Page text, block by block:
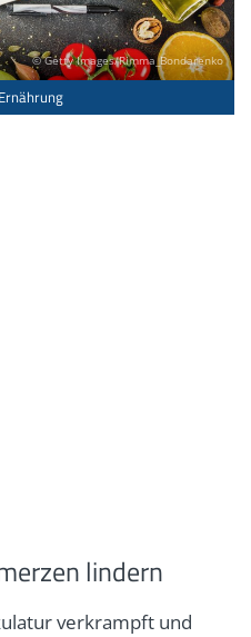
© Getty Images/Rimma_Bondarenko
lindern
verkrampft und